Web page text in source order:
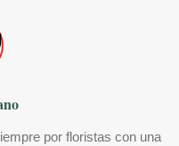
por floristas con una